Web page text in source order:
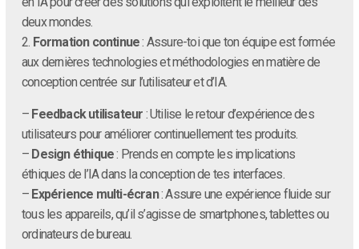
deux mondes.
2. Formation continue: Assure-toi que ton équipe est formée
aux dernières technologies et méthodologies en matière de
conception centrée sur l’utilisateur et d’IA.
– Feedback utilisateur : Utilise le retour d’expérience des
utilisateurs pour améliorer continuellement tes produits.
– Design éthique: Prends en compte les implications
éthiques de l’IA dans la conception de tes interfaces.
– Expérience multi-écran: Assure une expérience fluide sur
tous les appareils, qu’il s’agisse de smartphones, tablettes ou
ordinateurs de bureau.